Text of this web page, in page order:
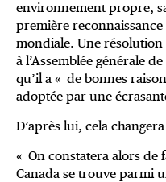
environnement propre,
première reconnaissance
mondiale. Une résolution
à l’Assemblée générale
qu’il a « de bonnes
adoptée par une
D’après lui, cela
« On constatera alors de
Canada se trouve parmi